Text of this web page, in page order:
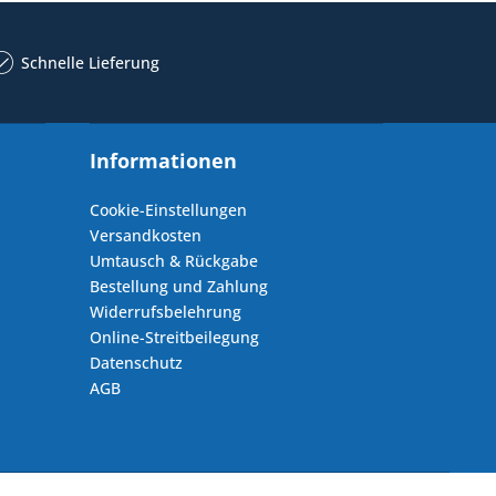
Schnelle Lieferung
Informationen
Cookie-Einstellungen
Versandkosten
Umtausch & Rückgabe
Bestellung und Zahlung
Widerrufsbelehrung
Online-Streitbeilegung
Datenschutz
AGB